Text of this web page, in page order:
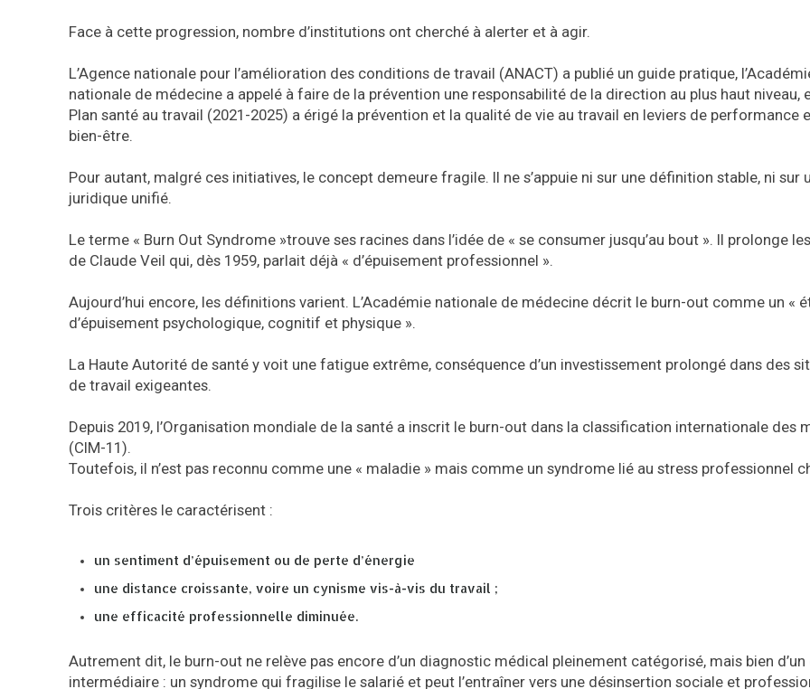
Face à cette progression, nombre d’institutions ont cherché à alerter et à agir.
L’Agence nationale pour l’amélioration des conditions de travail (ANACT) a publié un guide pratique,
nationale de médecine a appelé à faire de la prévention une responsabilité de la direction au plus haut niveau,
Plan santé au travail (2021-2025) a érigé la prévention et la qualité de vie au travail en leviers de performance
bien-être.
Pour autant, malgré ces initiatives, le concept demeure fragile. Il ne s’appuie ni sur une définition stable, ni sur
juridique unifié.
Le terme « Burn Out Syndrome »trouve ses racines dans l’idée de « se consumer jusqu’au bout ». Il prolonge
de Claude Veil qui, dès 1959, parlait déjà « d’épuisement professionnel ».
Aujourd’hui encore, les définitions varient. L’Académie nationale de médecine décrit le burn-out comme un «
d’épuisement psychologique, cognitif et physique ».
La Haute Autorité de santé y voit une fatigue extrême, conséquence d’un investissement prolongé dans des
de travail exigeantes.
Depuis 2019, l’Organisation mondiale de la santé a inscrit le burn-out dans la classification internationale des
(CIM-11).
Toutefois, il n’est pas reconnu comme une « maladie » mais comme un syndrome lié au stress professionnel
Trois critères le caractérisent :
un sentiment d’épuisement ou de perte d’énergie
une distance croissante, voire un cynisme vis-à-vis du travail ;
une efficacité professionnelle diminuée.
Autrement dit, le burn-out ne relève pas encore d’un diagnostic médical pleinement catégorisé, mais bien
intermédiaire : un syndrome qui fragilise le salarié et peut l’entraîner vers une désinsertion sociale et